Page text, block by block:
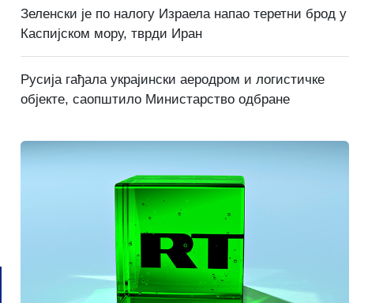
Зеленски је по налогу Израела напао теретни брод у
Каспијском мору, тврди Иран
Русија гађала украјински аеродром и логистичке
објекте, саопштило Министарство одбране